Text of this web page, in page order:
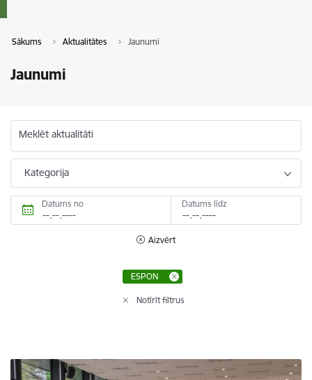
Sākums Aktualitātes Jaunumi
Jaunumi
Meklēt aktualitāti
Kategorija
Datums no Datums līdz
Aizvērt
ESPON
Notīrīt filtrus